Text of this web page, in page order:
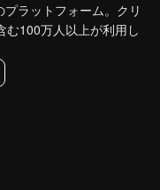
ラットフォーム。クリ
む100万人以上が利用し